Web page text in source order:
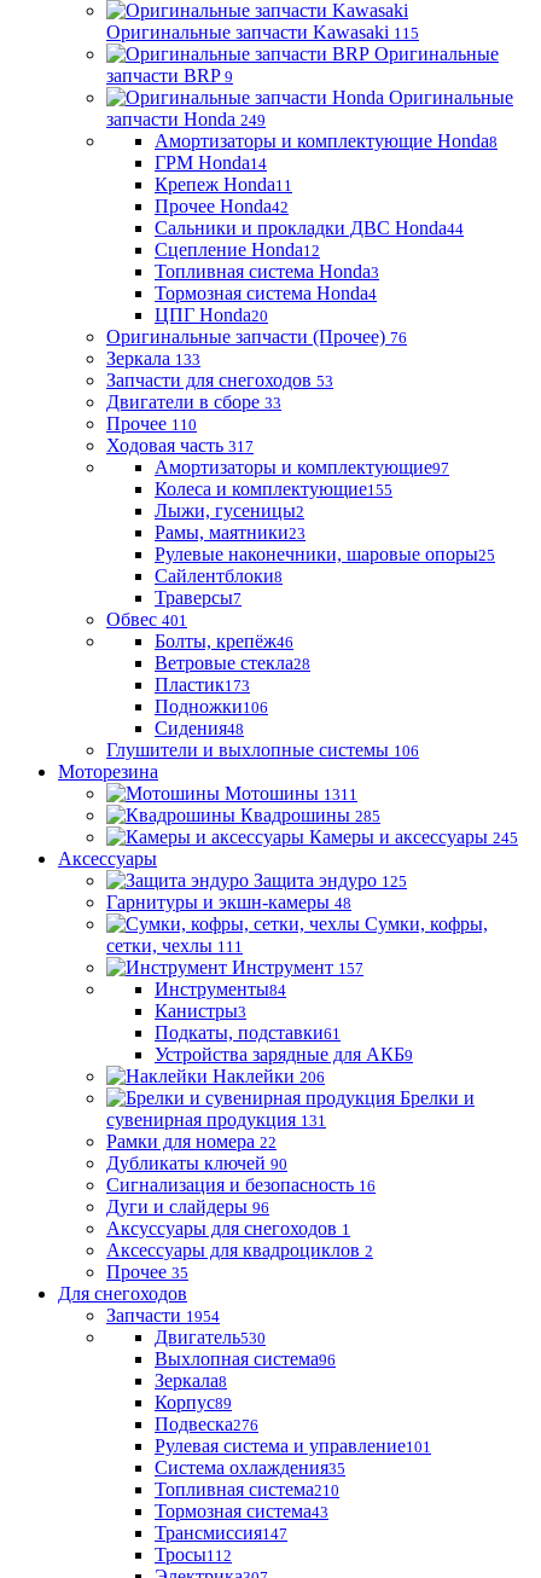
Оригинальные запчасти Kawasaki 115
Оригинальные
запчасти BRP 9
Оригинальные
запчасти Honda 249
Амортизаторы и комплектующие Honda8
ГРМ Honda14
Крепеж Honda11
Прочее Honda42
Сальники и прокладки ДВС Honda44
Сцепление Honda12
Топливная система Honda3
Тормозная система Honda4
ЦПГ Honda20
Оригинальные запчасти (Прочее) 76
Зеркала 133
Запчасти для снегоходов 53
Двигатели в сборе 33
Прочее 110
Ходовая часть 317
Амортизаторы и комплектующие97
Колеса и комплектующие155
Лыжи, гусеницы2
Рамы, маятники23
Рулевые наконечники, шаровые опоры25
Сайлентблоки8
Траверсы7
Обвес 401
Болты, крепёж46
Ветровые стекла28
Пластик173
Подножки106
Сидения48
Глушители и выхлопные системы 106
Моторезина
Мотошины 1311
Квадрошины 285
Камеры и аксессуары 245
Аксессуары
Защита эндуро 125
Гарнитуры и экшн-камеры 48
Сумки, кофры,
сетки, чехлы 111
Инструмент 157
Инструменты84
Канистры3
Подкаты, подставки61
Устройства зарядные для АКБ9
Наклейки 206
Брелки и
сувенирная продукция 131
Рамки для номера 22
Дубликаты ключей 90
Сигнализация и безопасность 16
Дуги и слайдеры 96
Аксуссуары для снегоходов 1
Аксессуары для квадроциклов 2
Прочее 35
Для снегоходов
Запчасти 1954
Двигатель530
Выхлопная система96
Зеркала8
Корпус89
Подвеска276
Рулевая система и управление101
Система охлаждения35
Топливная система210
Тормозная система43
Трансмиссия147
Тросы112